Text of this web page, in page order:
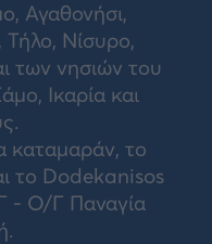
Αγαθονήσι,
Τήλο, Νίσυρο,
των νησιών του
Ικαρία και
καταμαράν, το
το Dodekanisos
- Ο/Γ Παναγία